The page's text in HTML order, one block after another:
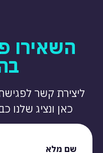
השאירו
ליצירת קשר
כאן ונציג
שם מלא